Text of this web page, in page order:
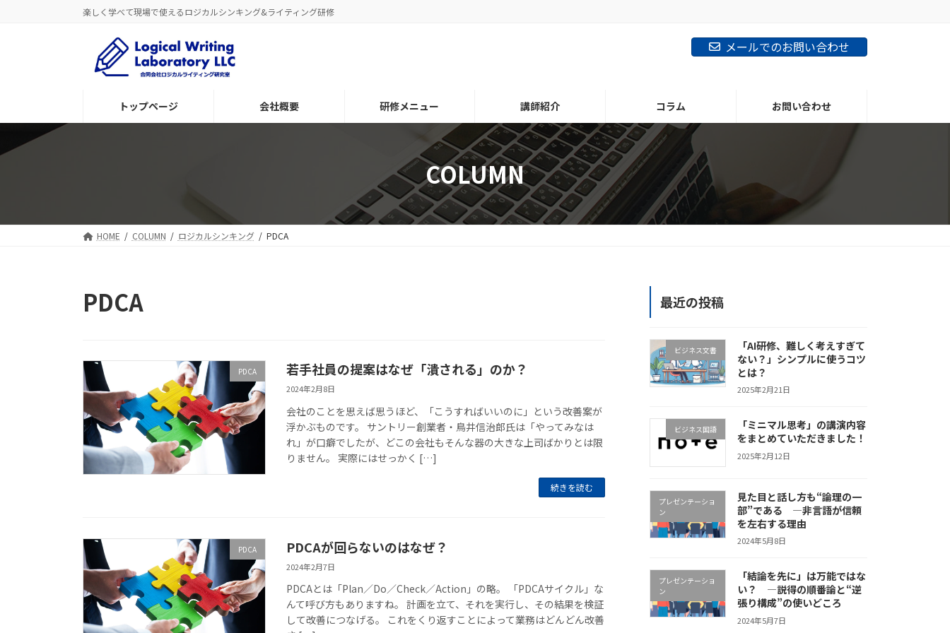
キ
プ
に
動
楽しく学べて現場で使えるロジカルシンキング&ライティング研修
メールでのお問い合わせ
トップページ 会社概要 研修メニュー 講師紹介 コラム お問い合わせ
COLUMN
HOME COLUMN ロジカルシンキング PDCA
PDCA
PDCA 若手社員の提案はなぜ「潰される」のか？
2024年2月8日
会社のことを思えば思うほど、「こうすればいいのに」という改善案が
浮かぶものです。 サントリー創業者・鳥井信治郎氏は「やってみなは
れ」が口癖でしたが、どこの会社もそんな器の大きな上司ばかりとは限
りません。 実際にはせっかく […]
続きを読む
PDCA PDCAが回らないのはなぜ？
2024年2月7日
PDCAとは「Plan／Do／Check／Action」の略。 「PDCAサイクル」な
んて呼び方もありますね。 計画を立て、それを実行し、その結果を検証
して改善につなげる。 これをくり返すことによって業務はどんどん改善
最近の投稿
ビジネス文書
「AI研修、難しく考えすぎて
ない？」シンプルに使うコツ
とは？
2025年2月21日
ビジネス国語
「ミニマル思考」の講演内容
をまとめていただきました！
2025年2月12日
プレゼンテーショ
ン
見た目と話し方も“論理の一
部”である ―非言語が信頼
を左右する理由
2024年5月8日
プレゼンテーショ
ン
「結論を先に」は万能ではな
い？ ―説得の順番論と“逆
張り構成”の使いどころ
2024年5月7日